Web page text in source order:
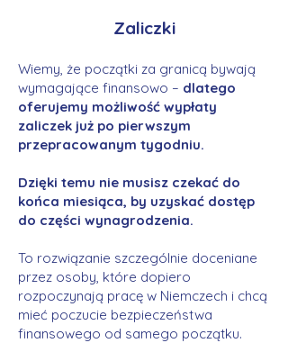
Zaliczki
Wiemy, że początki za granicą bywają
wymagające finansowo – dlatego
oferujemy możliwość wypłaty
zaliczek już po pierwszym
przepracowanym tygodniu.
Dzięki temu nie musisz czekać do
końca miesiąca, by uzyskać dostęp
do części wynagrodzenia.
To rozwiązanie szczególnie doceniane
przez osoby, które dopiero
rozpoczynają pracę w Niemczech i chcą
mieć poczucie bezpieczeństwa
finansowego od samego początku.